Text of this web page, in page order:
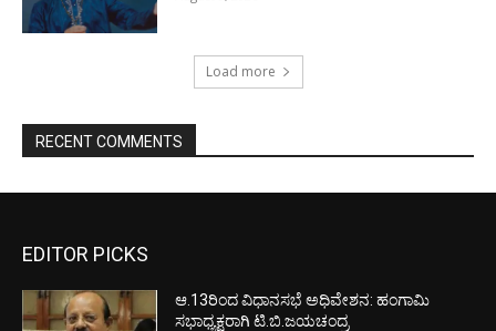
Load more
RECENT COMMENTS
EDITOR PICKS
ಆ.13ರಿಂದ ವಿಧಾನಸಭೆ ಅಧಿವೇಶನ: ಹಂಗಾಮಿ
ಸಭಾಧ್ಯಕ್ಷರಾಗಿ ಟಿ.ಬಿ.ಜಯಚಂದ್ರ